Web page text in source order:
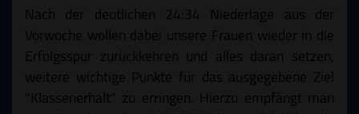
Nach der deutlichen 24:34 Niederlage aus der
Vorwoche wollen dabei unsere Frauen wieder in die
Erfolgsspur zurückkehren und alles daran setzen,
weitere wichtige Punkte für das ausgegebene Ziel
"Klassenerhalt" zu erringen. Hierzu empfängt man